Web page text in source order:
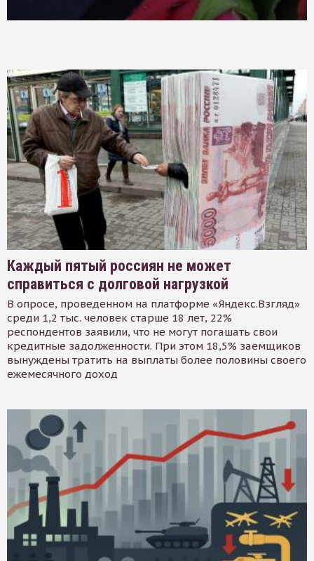
Каждый пятый россиян не может
справиться с долговой нагрузкой
В опросе, проведенном на платформе «Яндекс.Взгляд»
среди 1,2 тыс. человек старше 18 лет, 22%
респондентов заявили, что не могут погашать свои
кредитные задолженности. При этом 18,5% заемщиков
вынуждены тратить на выплаты более половины своего
ежемесячного доход